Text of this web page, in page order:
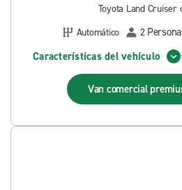
Toyota Land Cruiser
Automático
2
Características del vehículo
Van comercial